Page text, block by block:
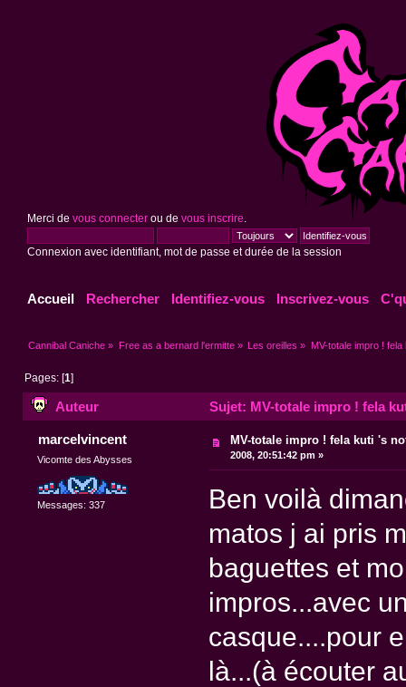
Merci de vous connecterou de vous inscrire
Connexion avec identifiant, mot de passe et durée de la session
Accueil Rechercher Identifiez-vous Inscrivez-vous
Cannibal Caniche » Free as a bernard l'ermitte» Les oreilles » MV-totale impro !
Pages: [1]
Auteur Sujet: MV-totale impro ! fela
marcelvincent
Vicomte des Abysses
Messages: 337
MV-totale impro ! fela kuti 's
2008, 20:51:42 pm »
Ben voilà
matos j ai pris
baguettes et
impros...avec
casque....pour
là...(à écouter